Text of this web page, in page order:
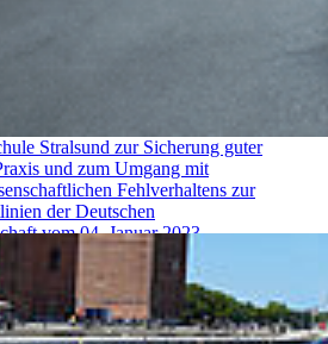
von Deutschlandstipendien vom 27.
Stralsund zur Sicherung guter
und zum Umgang mit
Fehlverhaltens zur
der Deutschen
vom 04. Januar 2023
Stralsund für den Umgang
von KI an der Hochschule
2026